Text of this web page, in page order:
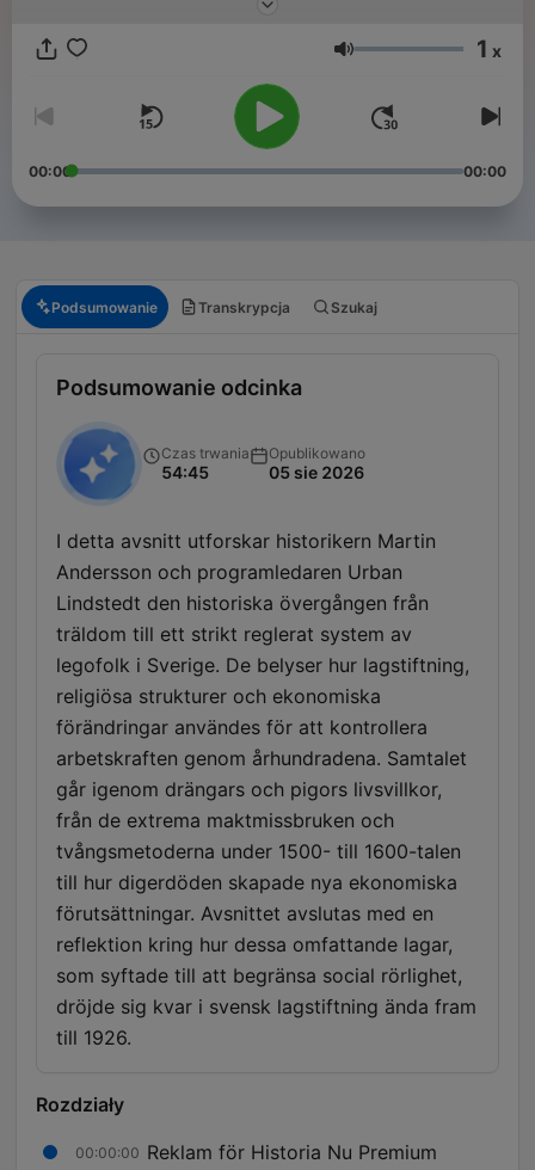
Głośność 1 x
00:00 00:00
Podsumowanie Transkrypcja Szukaj
Podsumowanie odcinka
Czas trwania
54:45
Opublikowano
05 sie 2026
I detta avsnitt utforskar historikern Martin
Andersson och programledaren Urban
Lindstedt den historiska övergången från
träldom till ett strikt reglerat system av
legofolk i Sverige. De belyser hur lagstiftning,
religiösa strukturer och ekonomiska
förändringar användes för att kontrollera
arbetskraften genom århundradena. Samtalet
går igenom drängars och pigors livsvillkor,
från de extrema maktmissbruken och
tvångsmetoderna under 1500- till 1600-talen
till hur digerdöden skapade nya ekonomiska
förutsättningar. Avsnittet avslutas med en
reflektion kring hur dessa omfattande lagar,
som syftade till att begränsa social rörlighet,
dröjde sig kvar i svensk lagstiftning ända fram
till 1926.
Rozdziały
00:00:00 Reklam för Historia Nu Premium